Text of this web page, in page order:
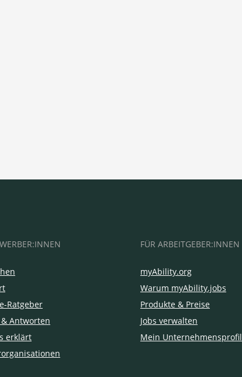
Ratgeber
& Antworten
erklärt
FÜR ARBEITGEBER:INNEN
myAbility.org
Warum myAbility.jobs
Produkte & Preise
Jobs verwalten
Mein Unternehmensprofil